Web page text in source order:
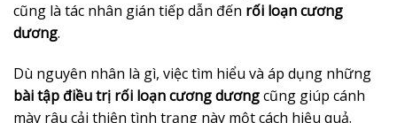
cũng là tác nhân gián tiếp dẫn đến rối loạn cương
dương.
Dù nguyên nhân là gì, việc tìm hiểu và áp dụng những
bài tập điều trị rối loạn cương dươngcũng giúp cánh
mày râu cải thiện tình trạng này một cách hiệu quả.